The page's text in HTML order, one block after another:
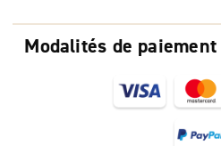
Modalités de paiement